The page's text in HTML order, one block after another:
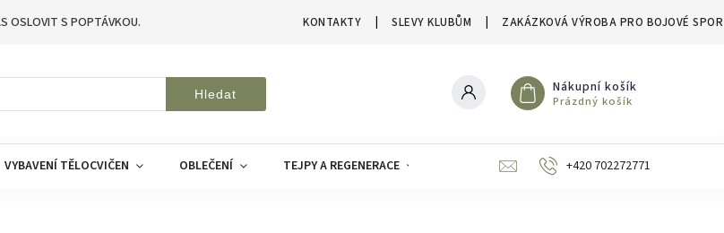
OSLOVIT S POPTÁVKOU. KONTAKTY SLEVY KLUBŮM ZAKÁZKOVÁ VÝROBA PRO BOJOVÉ
Hledat Nákupní košík
Prázdný košík
VYBAVENÍ TĚLOCVIČEN OBLEČENÍ TEJPY A REGENERACE SLEVY A VÝPRODEJE
+420 702272771